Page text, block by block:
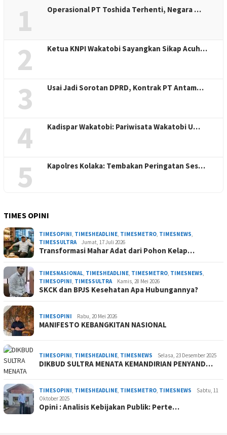
1 Operasional PT Toshida Terhenti, Negara …
2 Ketua KNPI Wakatobi Sayangkan Sikap Acuh…
3 Usai Jadi Sorotan DPRD, Kontrak PT Antam…
4 Kadispar Wakatobi: Pariwisata Wakatobi U…
5 Kapolres Kolaka: Tembakan Peringatan Ses…
TIMES OPINI
TIMESOPINI TIMESHEADLINE TIMESMETRO TIMESNEWS
TIMESSULTRA
Jumat, 17 Juli 2026
Transformasi Mahar Adat dari Pohon Kelap…
TIMESNASIONAL TIMESHEADLINE TIMESMETRO TIMESNEWS
TIMESOPINI TIMESSULTRA Kamis, 28 Mei 2026
SKCK dan BPJS Kesehatan Apa Hubungannya?
TIMESOPINI Rabu, 20 Mei 2026
MANIFESTO KEBANGKITAN NASIONAL
TIMESOPINI TIMESHEADLINE TIMESNEWS Selasa, 23 Desember 2025
DIKBUD SULTRA MENATA KEMANDIRIAN PENYAND…
TIMESOPINI TIMESHEADLINE TIMESMETRO TIMESNEWS
Sabtu, 11
Oktober 2025
Opini : Analisis Kebijakan Publik: Perte…